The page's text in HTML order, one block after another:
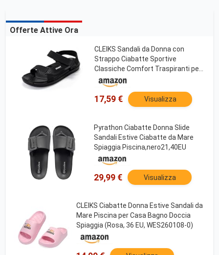
Offerte Attive Ora
CLEIKS Sandali da Donna con
Strappo Ciabatte Sportive
Classiche Comfort Traspiranti per
Piscina e Tempo Libero
(Nero,36EU,WEB250277-0)
17,59 € Visualizza
Pyrathon Ciabatte Donna Slide
Sandali Estive Ciabatte da Mare
Spiaggia Piscina,nero21,40EU
29,99 € Visualizza
CLEIKS Ciabatte Donna Estive Sandali da
Mare Piscina per Casa Bagno Doccia
Spiaggia (Rosa, 36 EU, WES260108-0)